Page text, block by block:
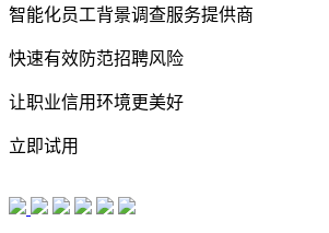
智能化员工背景调查服务提供商
快速有效防范招聘风险
让职业信用环境更美好
立即试用